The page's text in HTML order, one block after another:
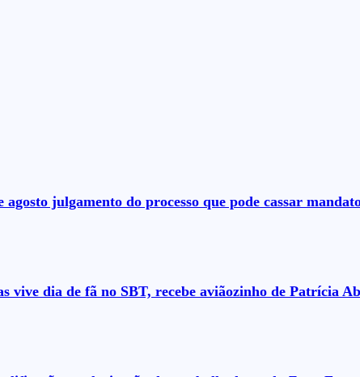
julgamento do processo que pode cassar
vive dia de fã no SBT, recebe aviãozinho de Patrícia